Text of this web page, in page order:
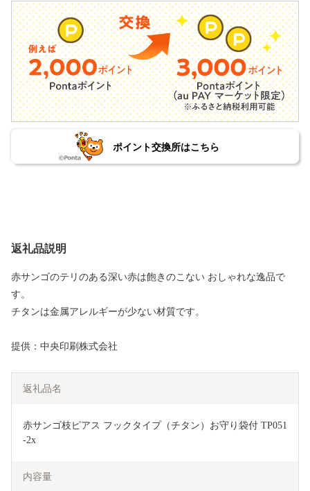
ポイント交換所はこちら
返礼品説明
赤サンゴのテリのある深い赤は飽きのこない おしゃれな逸品で
す。
チタンは金属アレルギーが少ない材質です。
提供：中央印刷株式会社
返礼品名
赤サンゴ枝ピアス フックタイプ（チタン）お守り袋付 TP051
-2x
内容量